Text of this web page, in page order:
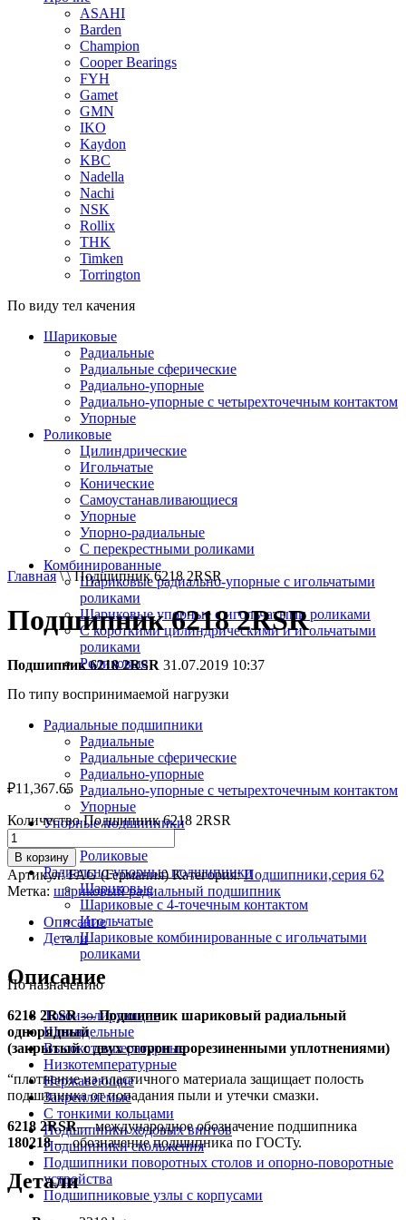
ASAHI
Barden
Champion
Cooper Bearings
FYH
Gamet
GMN
IKO
Kaydon
KBC
Nadella
Nachi
NSK
Rollix
THK
Timken
Torrington
По виду тел качения
Шариковые
Радиальные
Радиальные сферические
Радиально-упорные
Радиально-упорные с четырехточечным контактом
Упорные
Роликовые
Цилиндрические
Игольчатые
Конические
Самоустанавливающиеся
Упорные
Упорно-радиальные
C перекрестными роликами
Комбинированные
Шариковые радиально-упорные с игольчатыми
роликами
Шариковые упорные с игольчатыми роликами
С короткими цилиндрическими и игольчатыми
роликами
Роликовые
По типу воспринимаемой нагрузки
Радиальные подшипники
Радиальные
Радиальные сферические
Радиально-упорные
Радиально-упорные с четырехточечным контактом
Упорные
Упорные подшипники
Роликовые
Радиально-упорные подшипники
Шариковые
Шариковые с 4-точечным контактом
Игольчатые
Шариковые комбинированные с игольчатыми
роликами
По назначению
Токоизолирующие
Шпиндельные
Высокотемпературные
Низкотемпературные
Нержавеющие
Закрепляемые
С тонкими кольцами
Подшипники ходовых винтов
Подшипники скольжения
Подшипники поворотных столов и опорно-поворотные
устройства
Подшипниковые узлы с корпусами
Главная\ \ Подшипник 6218 2RSR
Подшипник 6218 2RSR
Подшипник 6218 2RSR 31.07.2019 10:37
₽11,367.65
Количество Подшипник 6218 2RSR
В корзину
Артикул:FAG (Германия) Категория:Подшипники,серия 62
Метка: шариковый радиальный подшипник
Описание
Детали
Описание
6218 2RSR — Подшипник шариковый радиальный
однорядный
(закрытый с двух сторон прорезиненными уплотнениями)
“плотнение из пластичного материала защищает полость
подшипника от попадания пыли и утечки смазки.
6218 2RSR— международное обозначение подшипника
180218— обозначение подшипника по ГОСТу.
Детали